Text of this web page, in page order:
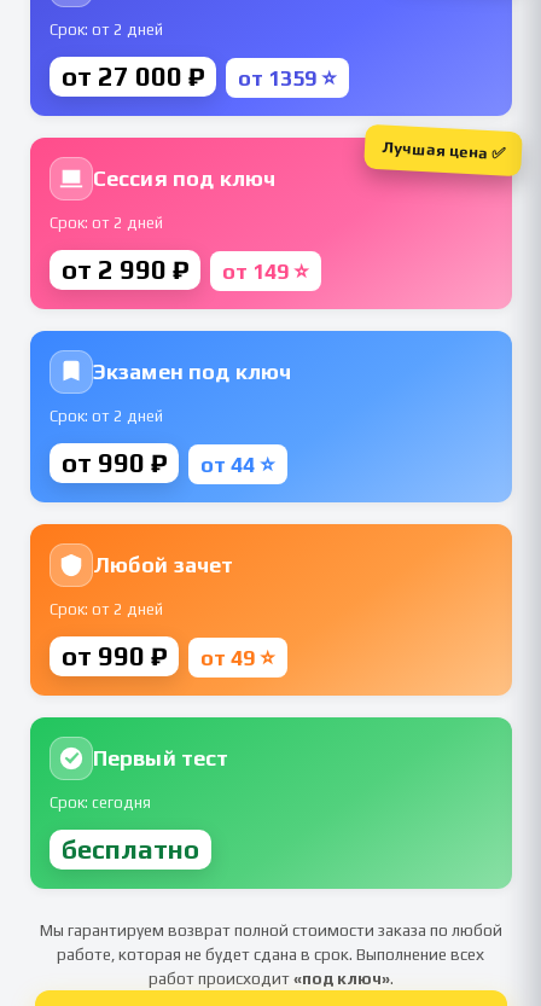
Срок: от 2 дней
от 27 000 ₽ от 1359 ⭐
Сессия под ключ
Срок: от 2 дней
от 2 990 ₽ от 149 ⭐
Лучшая цена ✅
Экзамен под ключ
Срок: от 2 дней
от 990 ₽ от 44 ⭐
Любой зачет
Срок: от 2 дней
от 990 ₽ от 49 ⭐
Первый тест
Срок: сегодня
бесплатно
Мы гарантируем возврат полной стоимости заказа по любой
работе, которая не будет сдана в срок. Выполнение всех
работ происходит«под ключ».